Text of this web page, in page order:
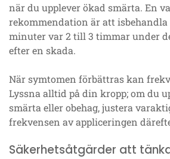
när du upplever ökad smärta. En
rekommendation är att
minuter var 2 till 3 timmar under
efter en skada.
När symtomen förbättras kan
Lyssna alltid på din kropp; om du
smärta eller obehag, justera
frekvensen av appliceringen
Säkerhetsåtgärder att